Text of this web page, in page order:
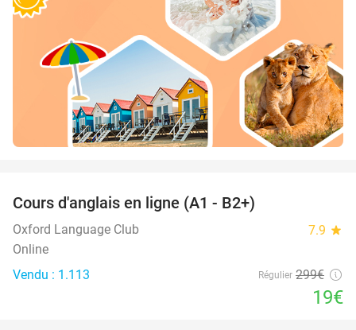
Cours d'anglais en ligne (A1 - B2+)
Oxford Language Club 7.9 star
Online
Vendu : 1.113
Régulier 299€
19€